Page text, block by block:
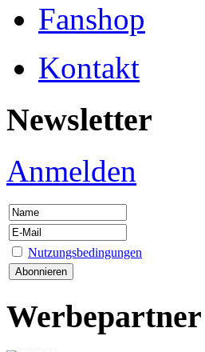
Fanshop
Kontakt
Newsletter
Anmelden
Nutzungsbedingungen
Werbepartner